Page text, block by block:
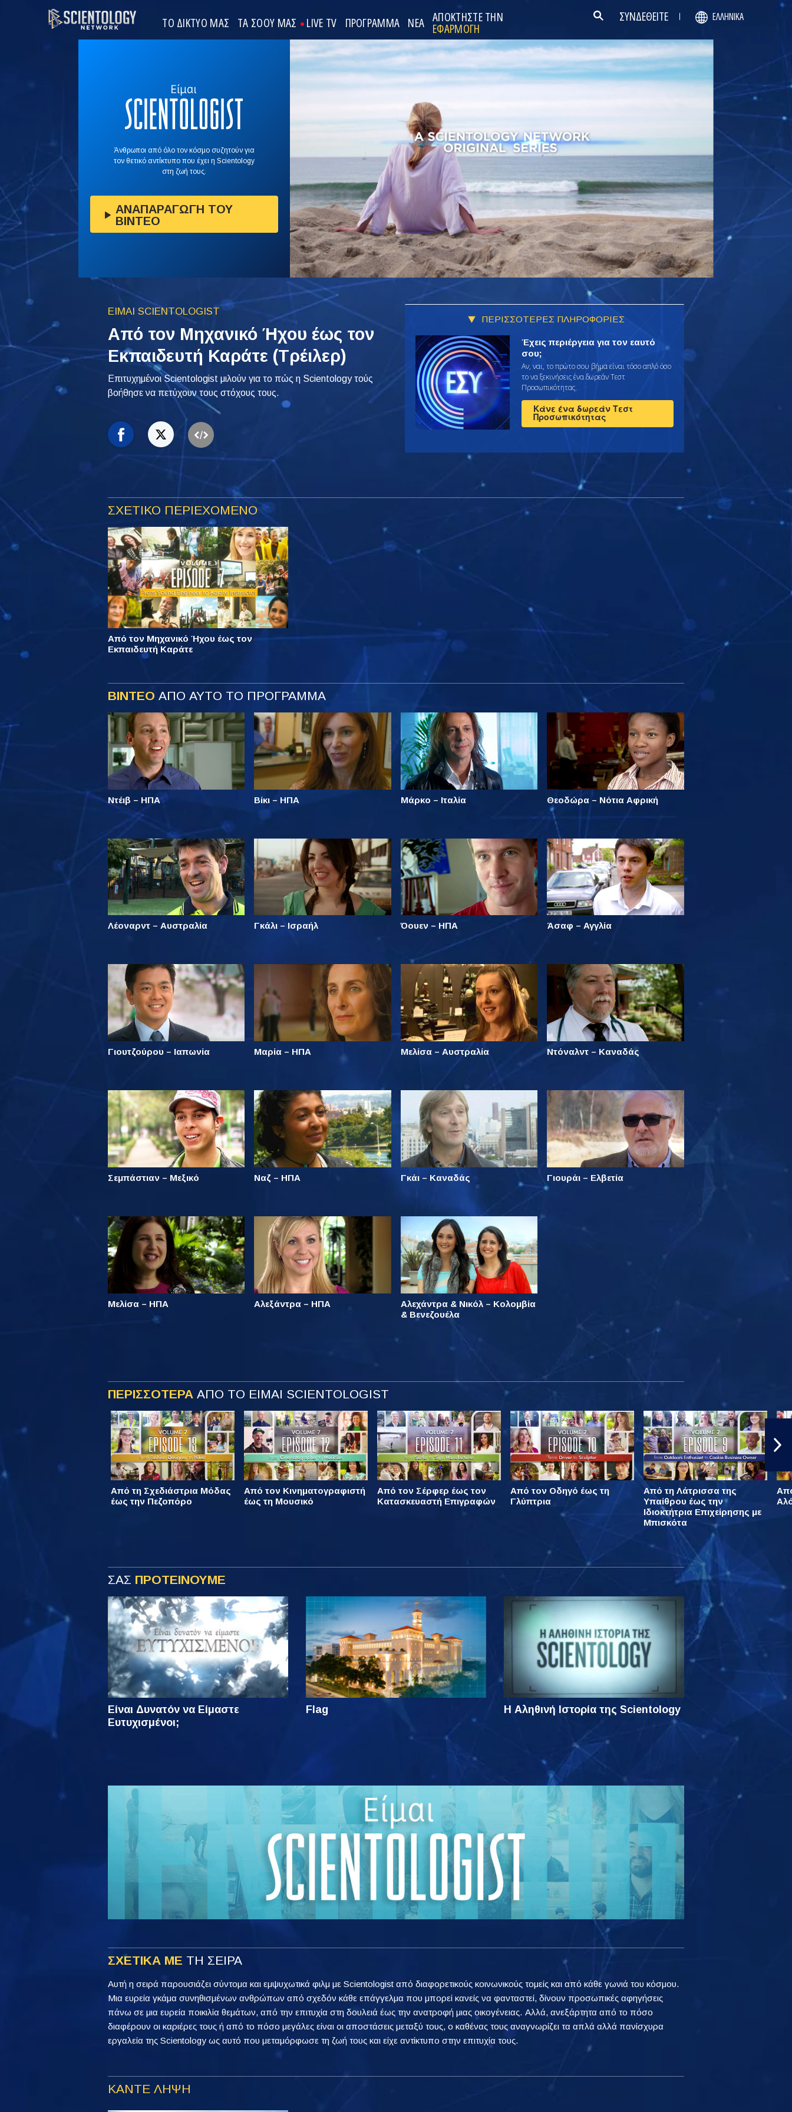
ΤΟ ΔΙΚΤΥΟ ΜΑΣ ΤΑ ΣΟΟΥ ΜΑΣ LIVE TV ΠΡΟΓΡΑΜΜΑ ΝΕΑ ΑΠΟΚΤΗΣΤΕ ΤΗΝ
ΕΦΑΡΜΟΓΗ
ΣΥΝΔΕΘΕΙΤΕ ΕΛΛΗΝΙΚΆ
Άνθρωποι από όλο τον κόσμο συζητούν για
τον θετικό αντίκτυπο που έχει η Scientology
στη ζωή τους.
ΑΝΑΠΑΡΑΓΩΓΗ ΤΟΥ
ΒΙΝΤΕΟ
ΕΙΜΑΙ SCIENTOLOGIST
Από τον Μηχανικό Ήχου έως τον
Εκπαιδευτή Καράτε (Τρέιλερ)
Επιτυχημένοι Scientologist μιλούν για το πώς η Scientology τούς
βοήθησε να πετύχουν τους στόχους τους.
ΠΕΡΙΣΣΟΤΕΡΕΣ ΠΛΗΡΟΦΟΡΙΕΣ
Έχεις περιέργεια για τον εαυτό
σου;
Αν, ναι, το πρώτο σου βήμα είναι τόσο απλό όσο
το να ξεκινήσεις ένα δωρεάν Τεστ
Προσωπικότητας.
Κάνε ένα δωρεάν Τεστ
Προσωπικότητας
ΣΧΕΤΙΚΟ ΠΕΡΙΕΧΟΜΕΝΟ
Από τον Μηχανικό Ήχου έως τον
Εκπαιδευτή Καράτε
ΒΙΝΤΕΟ ΑΠΟ ΑΥΤΟ ΤΟ ΠΡΟΓΡΑΜΜΑ
Ντέιβ – ΗΠΑ Βίκι – ΗΠΑ Μάρκο – Ιταλία Θεοδώρα – Νότια Αφρική
Λέοναρντ – Αυστραλία Γκάλι – Ισραήλ Όουεν – ΗΠΑ Άσαφ – Αγγλία
Γιουτζούρου – Ιαπωνία Μαρία – ΗΠΑ Μελίσα – Αυστραλία Ντόναλντ – Καναδάς
Σεμπάστιαν – Μεξικό Ναζ – ΗΠΑ Γκάι – Καναδάς Γιουράι – Ελβετία
Μελίσα – ΗΠΑ Αλεξάντρα – ΗΠΑ
Αλεχάντρα & Νικόλ – Κολομβία
& Βενεζουέλα
ΠΕΡΙΣΣΟΤΕΡΑ ΑΠΟ ΤΟ ΕΙΜΑΙ SCIENTOLOGIST
Από τη Σχεδιάστρια Μόδας
έως την Πεζοπόρο
Από τον Κινηματογραφιστή
έως τη Μουσικό
Από τον Σέρφερ έως τον
Κατασκευαστή Επιγραφών
Από τον Οδηγό έως τη
Γλύπτρια
Από τη Λάτρισσα της
Υπαίθρου έως την
Ιδιοκτήτρια Επιχείρησης με
Μπισκότα
ΣΑΣ ΠΡΟΤΕΙΝΟΥΜΕ
Είναι Δυνατόν να Είμαστε
Ευτυχισμένοι;
Flag Η Αληθινή Ιστορία της Scientology
ΣΧΕΤΙΚΑ ΜΕ ΤΗ ΣΕΙΡΑ
Αυτή η σειρά παρουσιάζει σύντομα και εμψυχωτικά φιλμ με Scientologist από διαφορετικούς κοινωνικούς τομείς και από κάθε γωνιά του κόσμου.
Μια ευρεία γκάμα συνηθισμένων ανθρώπων από σχεδόν κάθε επάγγελμα που μπορεί κανείς να φανταστεί, δίνουν προσωπικές αφηγήσεις
πάνω σε μια ευρεία ποικιλία θεμάτων, από την επιτυχία στη δουλειά έως την ανατροφή μιας οικογένειας. Αλλά, ανεξάρτητα από το πόσο
διαφέρουν οι καριέρες τους ή από το πόσο μεγάλες είναι οι αποστάσεις μεταξύ τους, ο καθένας τους αναγνωρίζει τα απλά αλλά πανίσχυρα
εργαλεία της Scientology ως αυτό που μεταμόρφωσε τη ζωή τους και είχε αντίκτυπο στην επιτυχία τους.
ΚΑΝΤΕ ΛΗΨΗ